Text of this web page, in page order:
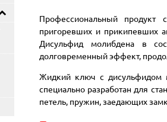
Профессиональный
пригоревших и прикипевших
Дисульфид молибдена в
долговременный эффект,
Жидкий ключ с дисульфидом
специально разработан для
петель, пружин, заедающих